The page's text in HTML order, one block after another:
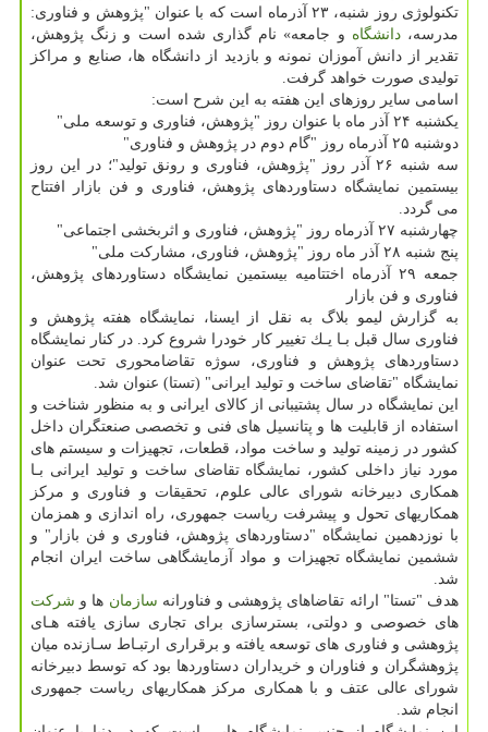
تكنولوژی روز شنبه، ۲۳ آذرماه است كه با عنوان "پژوهش و فناوری:
مدرسه،دانشگاه و جامعه» نام گذاری شده است و زنگ پژوهش،
تقدیر از دانش آموزان نمونه و بازدید از دانشگاه ها، صنایع و مراكز
تولیدی صورت خواهد گرفت.
اسامی سایر روزهای این هفته به این شرح است:
یكشنبه ۲۴ آذر ماه با عنوان روز "پژوهش، فناوری و توسعه ملی"
دوشنبه ۲۵ آذرماه روز "گام دوم در پژوهش و فناوری"
سه شنبه ۲۶ آذر روز "پژوهش، فناوری و رونق تولید"؛ در این روز
بیستمین نمایشگاه دستاوردهای پژوهش، فناوری و فن بازار افتتاح
می گردد.
چهارشنبه ۲۷ آذرماه روز "پژوهش، فناوری و اثربخشی اجتماعی"
پنج شنبه ۲۸ آذر ماه روز "پژوهش، فناوری، مشاركت ملی"
جمعه ۲۹ آذرماه اختتامیه بیستمین نمایشگاه دستاوردهای پژوهش،
فناوری و فن بازار
به گزارش لیمو بلاگ به نقل از ایسنا، نمایشگاه هفته پژوهش و
فناوری سال قبل بـا یـك تغییر كار خودرا شروع كرد. در كنار نمایشگاه
دستاوردهای پژوهش و فناوری، سوژه تقاضامحوری تحت عنوان
نمایشگاه "تقاضای ساخت و تولید ایرانی" (تستا) عنوان شد.
این نمایشگاه در سال پشتیبانی از كالای ایرانی و به منظور شناخت و
استفاده از قابلیت ها و پتانسیل های فنی و تخصصی صنعتگران داخل
كشور در زمینه تولید و ساخت مواد، قطعات، تجهیزات و سیستم های
مورد نیاز داخلی كشور، نمایشگاه تقاضای ساخت و تولید ایرانی بـا
همكاری دبیرخانه شورای عالی علوم، تحقیقات و فناوری و مركز
همكاریهای تحول و پیشرفت ریاست جمهوری، راه اندازی و همزمان
با نوزدهمین نمایشگاه "دستاوردهای پژوهش، فناوری و فن بازار" و
ششمین نمایشگاه تجهیزات و مواد آزمایشگاهی ساخت ایران انجام
شد.
هدف "تستا" ارائه تقاضاهای پژوهشی و فناورانه سازمان ها و شركت
های خصوصی و دولتی، بسترسازی برای تجاری سازی یافته هـای
پژوهشی و فناوری های توسعه یافته و برقراری ارتبـاط سـازنده میان
پژوهشگران و فناوران و خریداران دستاوردها بود كه توسط دبیرخانه
شورای عالی عتف و با همكاری مركز همكاریهای ریاست جمهوری
انجام شد.